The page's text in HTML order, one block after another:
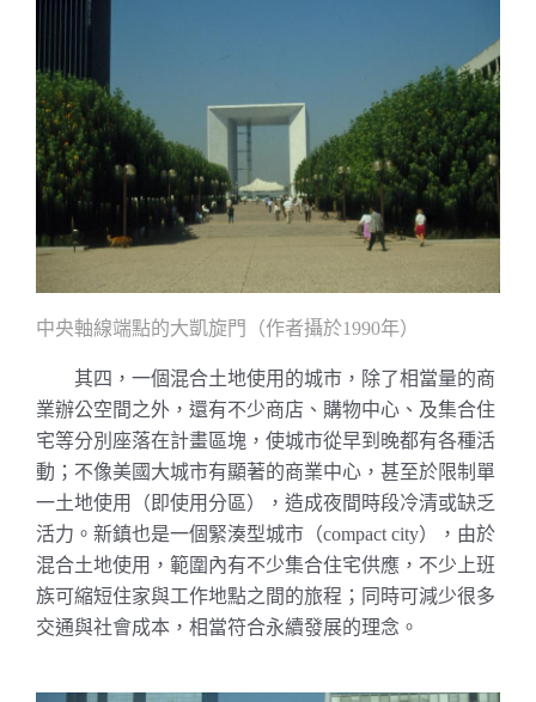
中央軸線端點的大凱旋門（作者攝於1990年）
其四，一個混合土地使用的城市，除了相當量的商
業辦公空間之外，還有不少商店、購物中心、及集合住
宅等分別座落在計畫區塊，使城市從早到晚都有各種活
動；不像美國大城市有顯著的商業中心，甚至於限制單
一土地使用（即使用分區），造成夜間時段冷清或缺乏
活力。新鎮也是一個緊湊型城市（compact city），由於
混合土地使用，範圍內有不少集合住宅供應，不少上班
族可縮短住家與工作地點之間的旅程；同時可減少很多
交通與社會成本，相當符合永續發展的理念。